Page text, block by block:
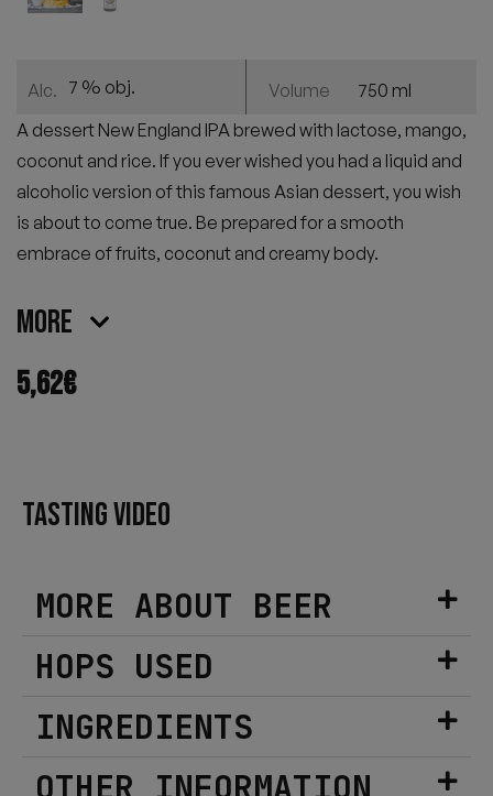
Alc. 7 % obj. Volume
750 ml
A dessert New England IPA brewed with lactose, mango,
coconut and rice. If you ever wished you had a liquid and
alcoholic version of this famous Asian dessert, you wish
is about to come true. Be prepared for a smooth
embrace of fruits, coconut and creamy body.
More
5,62€
MORE ABOUT BEER
HOPS USED
INGREDIENTS
OTHER INFORMATION
TASTING VIDEO